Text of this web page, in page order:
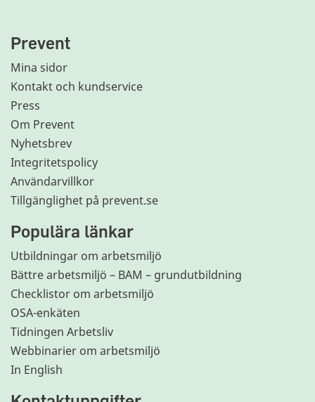
Prevent
Mina sidor
Kontakt och kundservice
Press
Om Prevent
Nyhetsbrev
Integritetspolicy
Användarvillkor
Tillgänglighet på prevent.se
Populära länkar
Utbildningar om arbetsmiljö
Bättre arbetsmiljö – BAM – grundutbildning
Checklistor om arbetsmiljö
OSA-enkäten
Tidningen Arbetsliv
Webbinarier om arbetsmiljö
In English